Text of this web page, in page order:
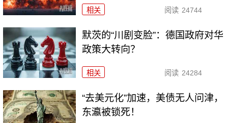
相关 阅读 24744
默茨的“川剧变脸”：德国政府对华
政策大转向？
相关 阅读 24284
“去美元化”加速，美债无人问津，
东瀛被锁死！